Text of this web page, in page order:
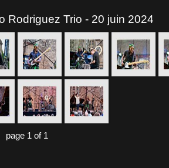
Rodriguez Trio - 20 juin 2024
page 1 of 1